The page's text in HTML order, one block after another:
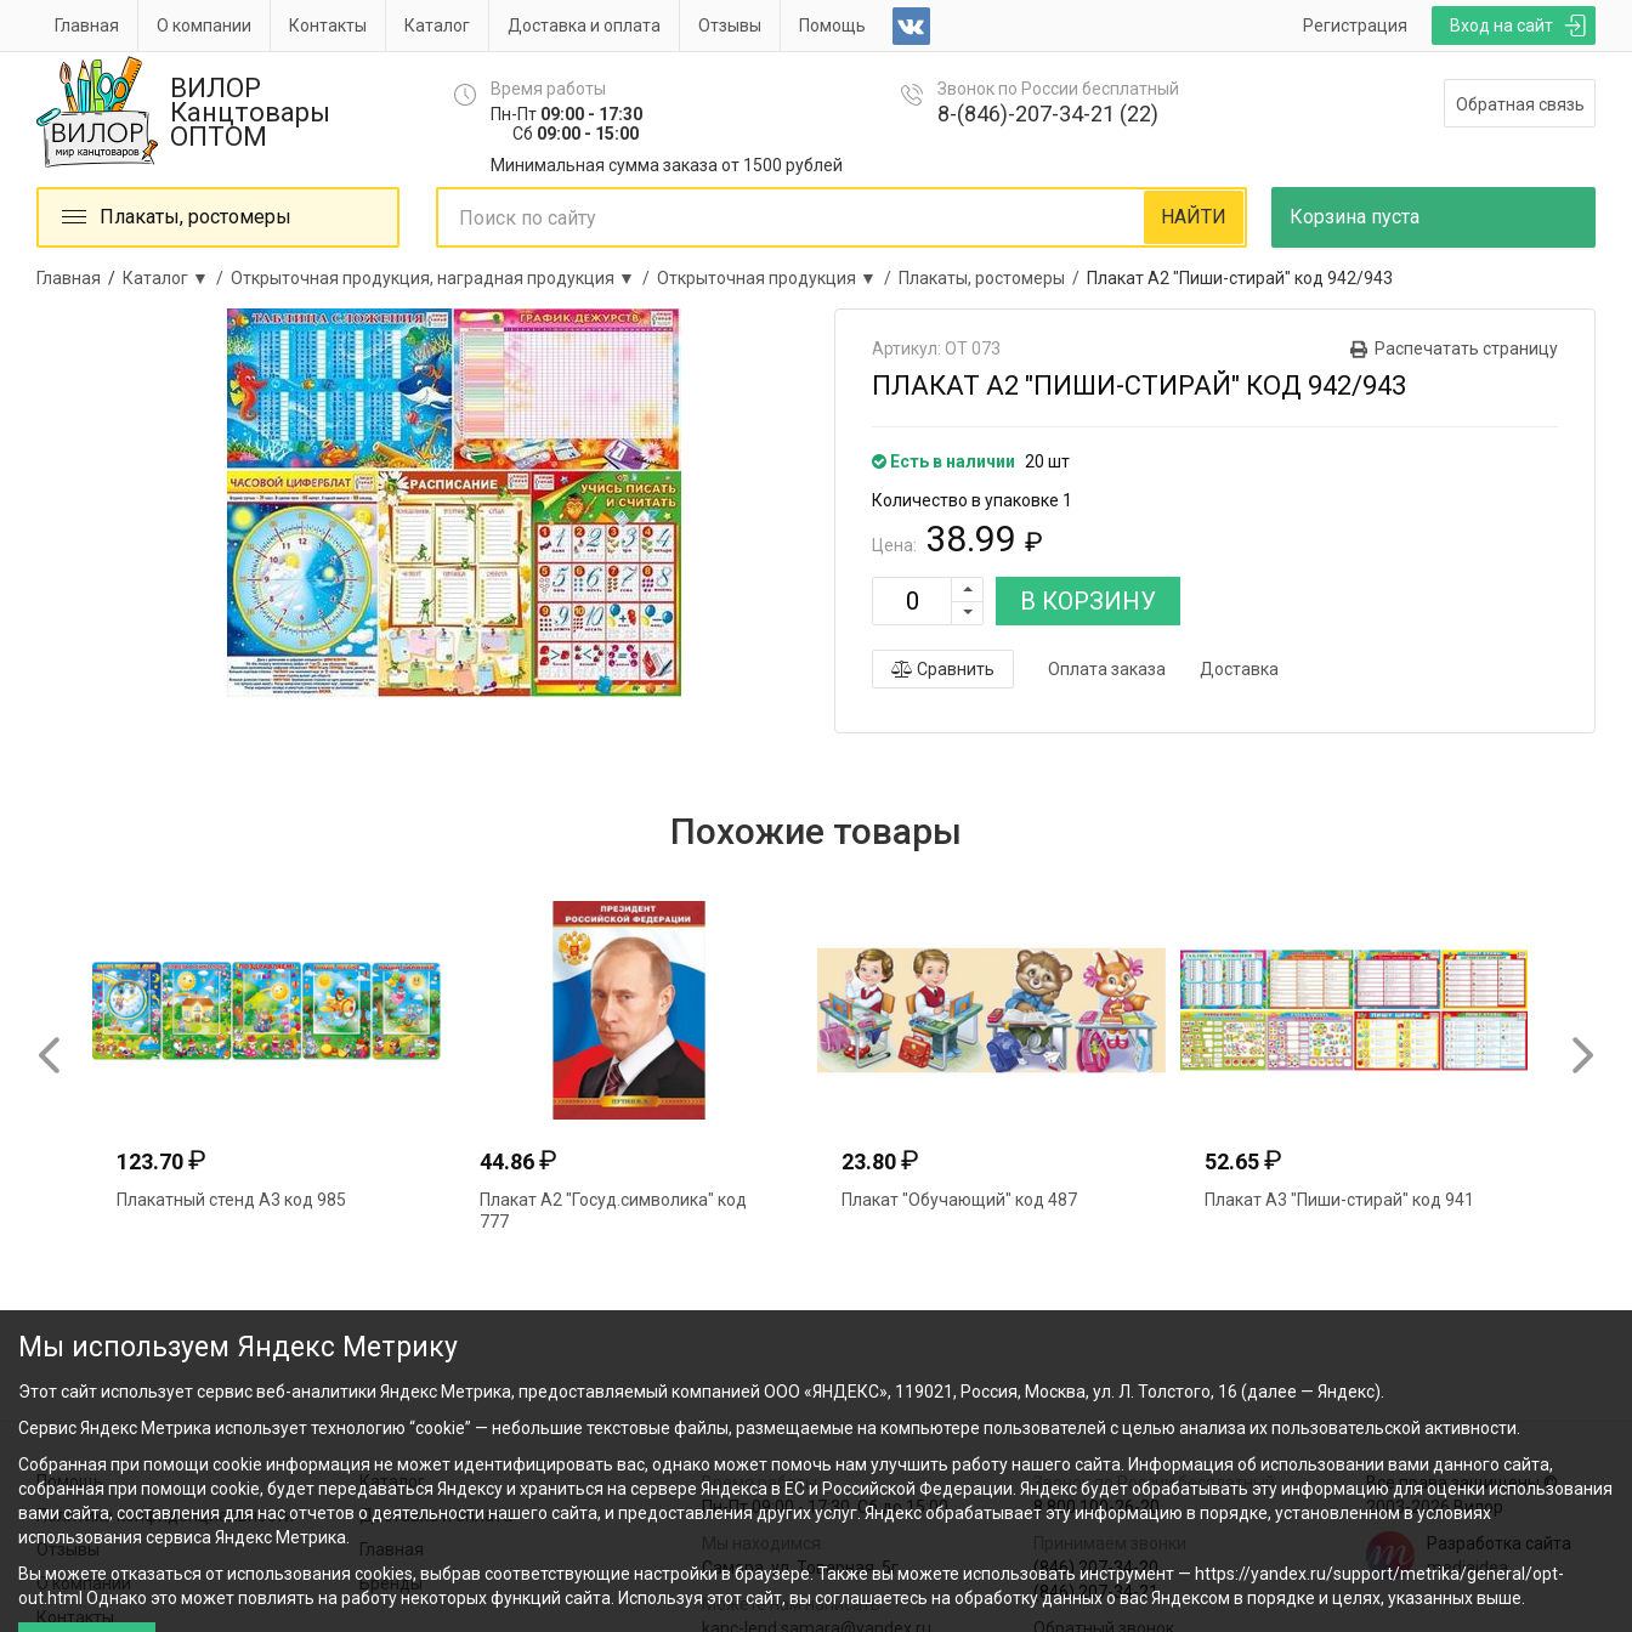
Вход на сайт
Регистрация
Главная О компании Контакты Каталог Доставка и оплата Отзывы Помощь
ВИЛОР
Канцтовары
ОПТОМ
Время работы
Пн-Пт 09:00 - 17:30
Сб 09:00 - 15:00
Минимальная сумма заказа от 1500 рублей
Звонок по России бесплатный
8-(846)-207-34-21 (22) Обратная связь
Плакаты, ростомеры Корзина пуста
НАЙТИ
Главная / Каталог ▼ / Открыточная продукция, наградная продукция ▼ / Открыточная продукция ▼ / Плакаты, ростомеры / Плакат А2 "Пиши-стирай" код 942/943
Распечатать страницу
Артикул: ОТ 073
ПЛАКАТ А2 "ПИШИ-СТИРАЙ" КОД 942/943
Есть в наличии 20 шт
Количество в упаковке 1
Цена: 38.99 ₽
В КОРЗИНУ
Сравнить Оплата заказа Доставка
Похожие товары
123.70₽
Плакатный стенд А3 код 985
44.86₽
Плакат А2 "Госуд.символика" код
777
23.80₽
Плакат "Обучающий" код 487
52.65₽
Плакат А3 "Пиши-стирай" код 941
Помощь
Политика конфиденциальности
Отзывы
О компании
Контакты
Каталог
Доставка и оплата
Главная
Бренды
Время работы
Пн-Пт 09:00 - 17:30, Сб до 15:00
Самара, ул. Товарная, 5г
Можете нам написать
Звонок по России бесплатный
8 800 100-26-20
(846) 207-34-20
(846) 207-34-21
Все права защищены ©
2003-2026 Вилор
Разработка сайта
mediaidea
Мы используем Яндекс Метрику
Этот сайт использует сервис веб-аналитики Яндекс Метрика, предоставляемый компанией ООО «ЯНДЕКС», 119021, Россия, Москва, ул. Л. Толстого, 16 (далее — Яндекс).
Сервис Яндекс Метрика использует технологию “cookie” — небольшие текстовые файлы, размещаемые на компьютере пользователей с целью анализа их пользовательской активности.
Собранная при помощи cookie информация не может идентифицировать вас, однако может помочь нам улучшить работу нашего сайта. Информация об использовании вами данного сайта,
собранная при помощи cookie, будет передаваться Яндексу и храниться на сервере Яндекса в ЕС и Российской Федерации. Яндекс будет обрабатывать эту информацию для оценки использования
вами сайта, составления для нас отчетов о деятельности нашего сайта, и предоставления других услуг. Яндекс обрабатывает эту информацию в порядке, установленном в условиях
использования сервиса Яндекс Метрика.
Вы можете отказаться от использования cookies, выбрав соответствующие настройки в браузере. Также вы можете использовать инструмент — https://yandex.ru/support/metrika/general/opt-
out.html Однако это может повлиять на работу некоторых функций сайта. Используя этот сайт, вы соглашаетесь на обработку данных о вас Яндексом в порядке и целях, указанных выше.